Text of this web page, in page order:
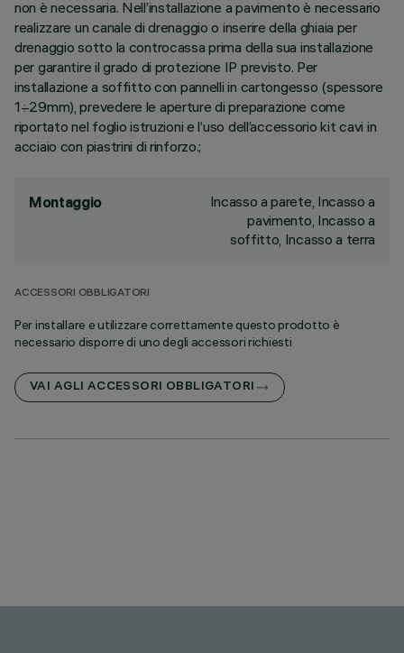
non è necessaria. Nell’installazione a pavimento è necessario
realizzare un canale di drenaggio o inserire della ghiaia per
drenaggio sotto la controcassa prima della sua installazione
per garantire il grado di protezione IP previsto. Per
installazione a soffitto con pannelli in cartongesso (spessore
1÷29mm), prevedere le aperture di preparazione come
riportato nel foglio istruzioni e l’uso dell’accessorio kit cavi in
acciaio con piastrini di rinforzo.;
Montaggio
Incasso a parete, Incasso a
pavimento, Incasso a
soffitto, Incasso a terra
ACCESSORI OBBLIGATORI
Per installare e utilizzare correttamente questo prodotto è
necessario disporre di uno degli accessori richiesti
VAI AGLI ACCESSORI OBBLIGATORI